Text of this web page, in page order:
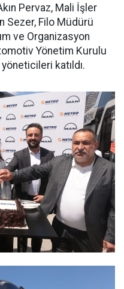
Pervaz, Mali İşler
Sezer, Filo Müdürü
ve Organizasyon
Yönetim Kurulu
katıldı.